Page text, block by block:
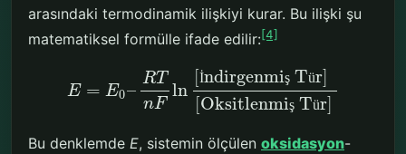
arasındaki termodinamik ilişkiyi kurar. Bu ilişki şu
matematiksel formülle ifade edilir:[4]
E = E0–
RT
nF
ln
[İndirgenmişTür]
[Oksitlenmiş Tür]
Bu denklemde E, sistemin ölçülen oksidasyon-